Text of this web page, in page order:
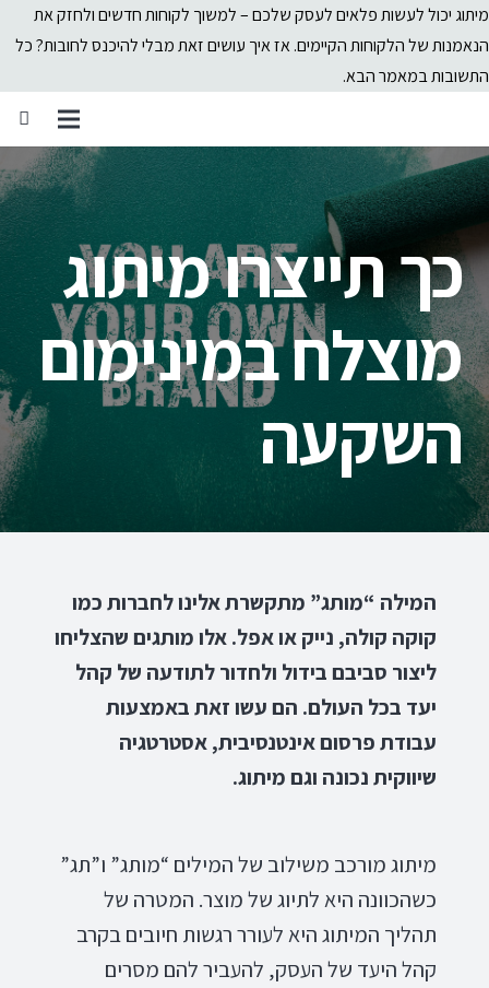
מיתוג יכול לעשות פלאים לעסק שלכם – למשוך לקוחות חדשים ולחזק את
הנאמנות של הלקוחות הקיימים. אז איך עושים זאת מבלי להיכנס לחובות? כל
התשובות במאמר הבא.
כך תייצרו מיתוג
מוצלח במינימום
השקעה
המילה “מותג” מתקשרת אלינו לחברות כמו
קוקה קולה, נייק או אפל. אלו מותגים שהצליחו
ליצור סביבם בידול ולחדור לתודעה של קהל
יעד בכל העולם. הם עשו זאת באמצעות
עבודת פרסום אינטנסיבית, אסטרטגיה
שיווקית נכונה וגם מיתוג.
מיתוג מורכב משילוב של המילים “מותג” ו”תג”
כשהכוונה היא לתיוג של מוצר. המטרה של
תהליך המיתוג היא לעורר רגשות חיובים בקרב
קהל היעד של העסק, להעביר להם מסרים